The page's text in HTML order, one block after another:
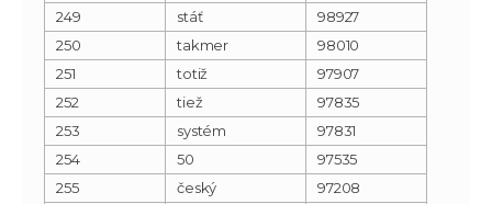
249
stáť
98927
250
takmer
98010
251
totiž
97907
252
tiež
97835
253
systém
97831
254
50
97535
255
český
97208